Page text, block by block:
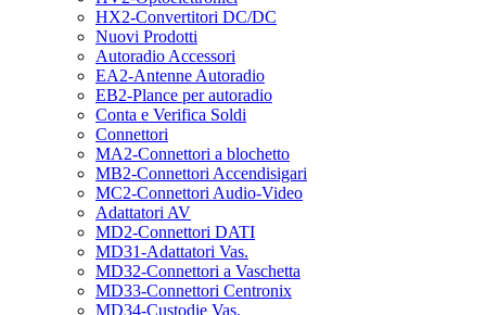
HX2-Convertitori DC/DC
Nuovi Prodotti
Autoradio Accessori
EA2-Antenne Autoradio
EB2-Plance per autoradio
Conta e Verifica Soldi
Connettori
MA2-Connettori a blochetto
MB2-Connettori Accendisigari
MC2-Connettori Audio-Video
Adattatori AV
MD2-Connettori DATI
MD31-Adattatori Vas.
MD32-Connettori a Vaschetta
MD33-Connettori Centronix
MD34-Custodie Vas.